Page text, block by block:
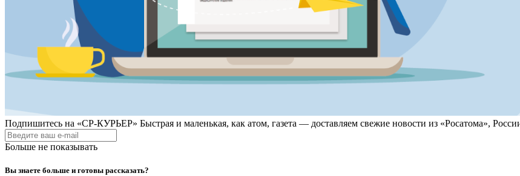
Подпишитесь на «СР-КУРЬЕР» Быстрая и маленькая, как атом, газета — доставляем свежие новости из «Росатома»,
Больше не показывать
Вы знаете больше и готовы рассказать?